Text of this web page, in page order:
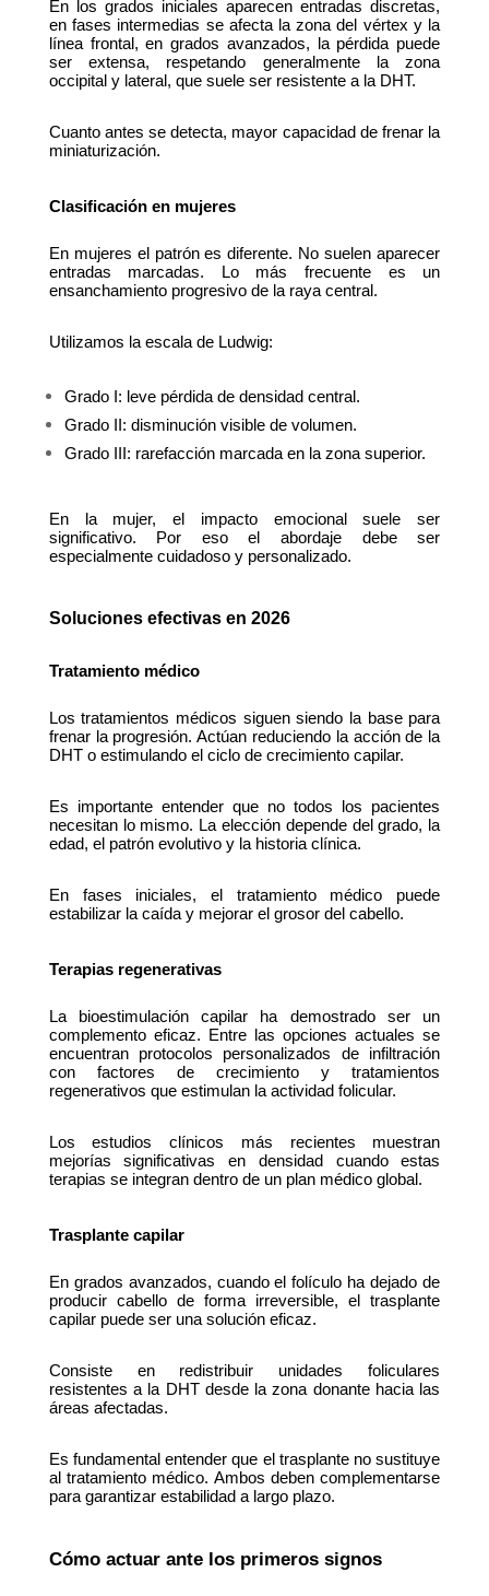
En los grados iniciales aparecen entradas discretas,
en fases intermedias se afecta la zona del vértex y la
línea frontal, en grados avanzados, la pérdida puede
ser extensa, respetando generalmente la zona
occipital y lateral, que suele ser resistente a la DHT.
Cuanto antes se detecta, mayor capacidad de frenar la
miniaturización.
Clasificación en mujeres
En mujeres el patrón es diferente. No suelen aparecer
entradas marcadas. Lo más frecuente es un
ensanchamiento progresivo de la raya central.
Utilizamos la escala de Ludwig:
Grado I: leve pérdida de densidad central.
Grado II: disminución visible de volumen.
Grado III: rarefacción marcada en la zona superior.
En la mujer, el impacto emocional suele ser
significativo. Por eso el abordaje debe ser
especialmente cuidadoso y personalizado.
Soluciones efectivas en 2026
Tratamiento médico
Los tratamientos médicos siguen siendo la base para
frenar la progresión. Actúan reduciendo la acción de la
DHT o estimulando el ciclo de crecimiento capilar.
Es importante entender que no todos los pacientes
necesitan lo mismo. La elección depende del grado, la
edad, el patrón evolutivo y la historia clínica.
En fases iniciales, el tratamiento médico puede
estabilizar la caída y mejorar el grosor del cabello.
Terapias regenerativas
La bioestimulación capilar ha demostrado ser un
complemento eficaz. Entre las opciones actuales se
encuentran protocolos personalizados de infiltración
con factores de crecimiento y tratamientos
regenerativos que estimulan la actividad folicular.
Los estudios clínicos más recientes muestran
mejorías significativas en densidad cuando estas
terapias se integran dentro de un plan médico global.
Trasplante capilar
En grados avanzados, cuando el folículo ha dejado de
producir cabello de forma irreversible, el trasplante
capilar puede ser una solución eficaz.
Consiste en redistribuir unidades foliculares
resistentes a la DHT desde la zona donante hacia las
áreas afectadas.
Es fundamental entender que el trasplante no sustituye
al tratamiento médico. Ambos deben complementarse
para garantizar estabilidad a largo plazo.
Cómo actuar ante los primeros signos